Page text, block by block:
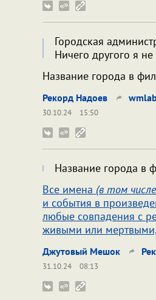
Городская
Ничего другого я
Название города в
Рекорд Надоев wmlab
30.10.24
15:50
Название города в
Все имена (в том
и события в
любые совпадения с
живыми или
Джутовый Мешок
31.10.24
08:13